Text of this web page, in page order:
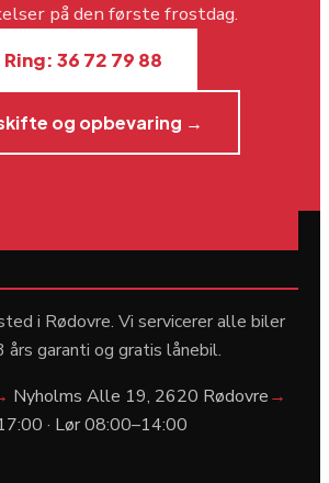
på den første frostdag.
Ring: 36 72 79 88
og opbevaring →
i Rødovre. Vi servicerer alle biler
garanti og gratis lånebil.
Nyholms Alle 19, 2620 Rødovre→
· Lør 08:00–14:00